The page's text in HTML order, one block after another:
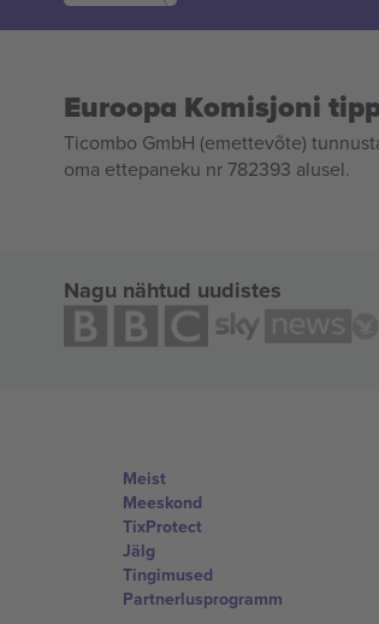
Euroopa Komisjoni
Ticombo GmbH (emettevõte)
oma ettepaneku nr 782393 alusel.
Nagu nähtud uudistes
Meist
Meeskond
TixProtect
Jälg
Tingimused
Partnerlusprogramm